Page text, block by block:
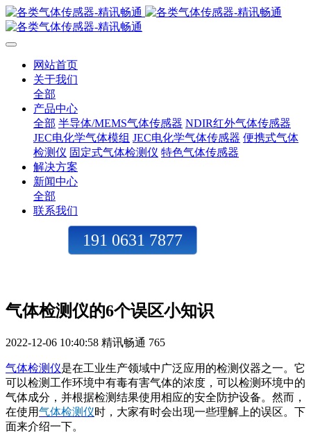
网站首页
关于我们
全部
产品中心
全部 半导体/MEMS气体传感器 NDIR红外气体传感器
JEC电化学气体模组 JEC电化学气体传感器 便携式气体
检测仪 固定式气体检测仪 特色气体传感器
解决方案
新闻中心
全部
联系我们
191 0631 7877
气体检测仪的6个误区小知识
2022-12-06 10:40:58 精讯畅通 765
气体检测仪是在工业生产领域中广泛应用的检测仪器之一。它
可以检测工作环境中有毒有害气体的浓度，可以检测环境中的
气体成分，并根据检测结果使用相应的安全防护设备。然而，
在使用气体检测仪时，大家有时会出现一些理解上的误区。下
面来介绍一下。